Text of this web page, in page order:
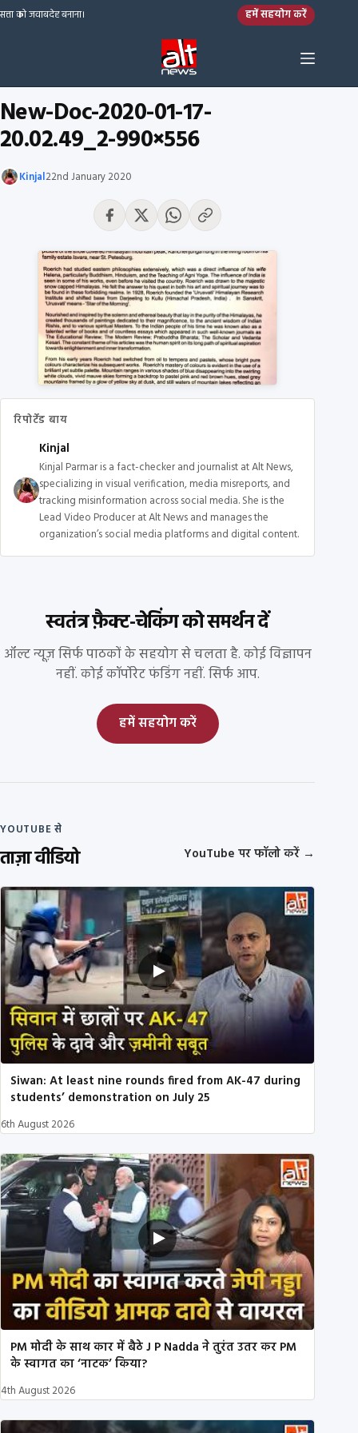
Skip to content
सत्ता को जवाबदेह बनाना। हमें सहयोग करें
New-Doc-2020-01-17-
20.02.49_2-990×556
Kinjal22nd January 2020
रिपोर्टेड बाय
Kinjal
Kinjal Parmar is a fact-checker and journalist at Alt News,
specializing in visual verification, media misreports, and
tracking misinformation across social media. She is the
Lead Video Producer at Alt News and manages the
organization’s social media platforms and digital content.
स्वतंत्र फ़ैक्ट-चेकिंग को समर्थन दें
ऑल्ट न्यूज़ सिर्फ पाठकों के सहयोग से चलता है. कोई विज्ञापन
नहीं. कोई कॉर्पोरेट फंडिंग नहीं. सिर्फ आप.
हमें सहयोग करें
YOUTUBE से
ताज़ा वीडियो YouTube पर फॉलो करें →
Siwan: At least nine rounds fired from AK-47 during
students’ demonstration on July 25
6th August 2026
PM मोदी के साथ कार में बैठे J P Nadda ने तुरंत उतर कर PM
के स्वागत का ‘नाटक’ किया?
4th August 2026